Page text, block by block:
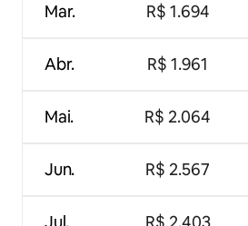
Mar.
Abr.
Mai.
Jun.
R$ 1.694
R$ 1.961
R$ 2.064
R$ 2.567